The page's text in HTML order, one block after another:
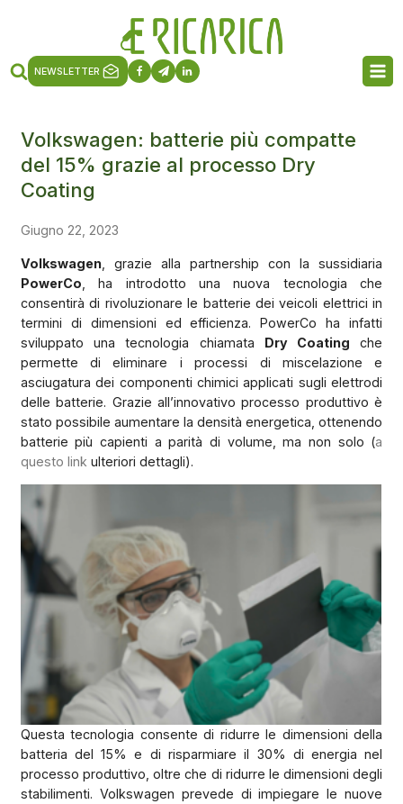
NEWSLETTER
Volkswagen: batterie più compatte
del 15% grazie al processo Dry
Coating
Giugno 22, 2023
Volkswagen, grazie alla partnership con la sussidiaria
PowerCo , ha introdotto una nuova tecnologia che
consentirà di rivoluzionare le batterie dei veicoli elettrici in
termini di dimensioni ed efficienza. PowerCo ha infatti
sviluppato una tecnologia chiamata Dry Coating che
permette di eliminare i processi di miscelazione e
asciugatura dei componenti chimici applicati sugli elettrodi
delle batterie. Grazie all’innovativo processo produttivo è
stato possibile aumentare la densità energetica, ottenendo
batterie più capienti a parità di volume, ma non solo (a
questo link ulteriori dettagli).
Questa tecnologia consente di ridurre le dimensioni della
batteria del 15% e di risparmiare il 30% di energia nel
processo produttivo, oltre che di ridurre le dimensioni degli
stabilimenti. Volkswagen prevede di impiegare le nuove